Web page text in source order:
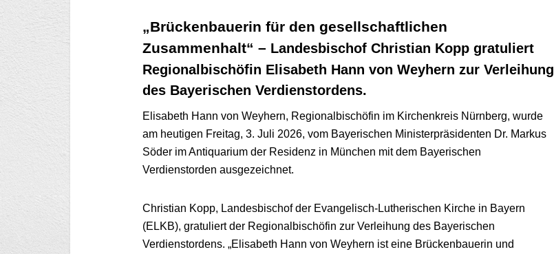
„Brückenbauerin für den gesellschaftlichen
Zusammenhalt“ – Landesbischof Christian Kopp gratuliert
Regionalbischöfin Elisabeth Hann von Weyhern zur Verleihung
des Bayerischen Verdienstordens.
Elisabeth Hann von Weyhern, Regionalbischöfin im Kirchenkreis Nürnberg, wurde
am heutigen Freitag, 3. Juli 2026, vom Bayerischen Ministerpräsidenten Dr. Markus
Söder im Antiquarium der Residenz in München mit dem Bayerischen
Verdienstorden ausgezeichnet.
Christian Kopp, Landesbischof der Evangelisch-Lutherischen Kirche in Bayern
(ELKB), gratuliert der Regionalbischöfin zur Verleihung des Bayerischen
Verdienstordens. „Elisabeth Hann von Weyhern ist eine Brückenbauerin und